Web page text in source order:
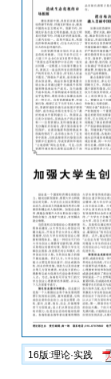
16版:理论·实践